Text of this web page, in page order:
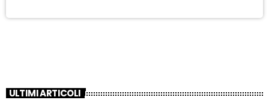
ULTIMI ARTICOLI